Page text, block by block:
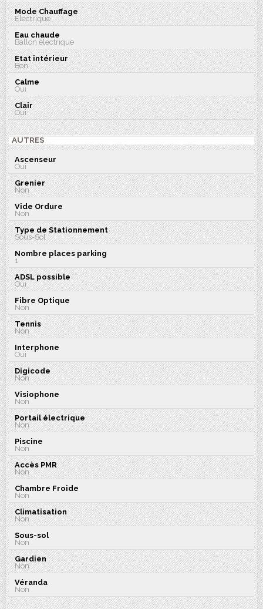
Mode Chauffage
Electrique
Eau chaude
Ballon électrique
Etat intérieur
Bon
Calme
Oui
Clair
Oui
AUTRES
Ascenseur
Oui
Grenier
Non
Vide Ordure
Non
Type de Stationnement
Sous-Sol
Nombre places parking
1
ADSL possible
Oui
Fibre Optique
Non
Tennis
Non
Interphone
Oui
Digicode
Non
Visiophone
Non
Portail électrique
Non
Piscine
Non
Accès PMR
Non
Chambre Froide
Non
Climatisation
Non
Sous-sol
Non
Gardien
Non
Véranda
Non